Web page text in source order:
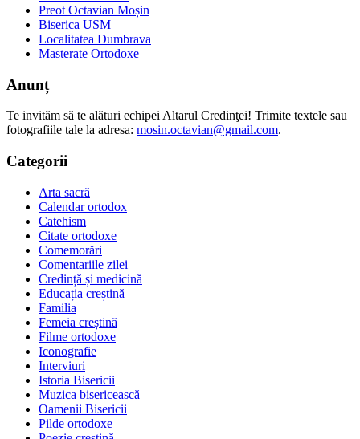
Preot Octavian Moșin
Biserica USM
Localitatea Dumbrava
Masterate Ortodoxe
Anunț
Te invităm să te alături echipei Altarul Credinţei! Trimite textele sau
fotografiile tale la adresa: mosin.octavian@gmail.com.
Categorii
Arta sacră
Calendar ortodox
Catehism
Citate ortodoxe
Comemorări
Comentariile zilei
Credință și medicină
Educația creștină
Familia
Femeia creștină
Filme ortodoxe
Iconografie
Interviuri
Istoria Bisericii
Muzica bisericească
Oamenii Bisericii
Pilde ortodoxe